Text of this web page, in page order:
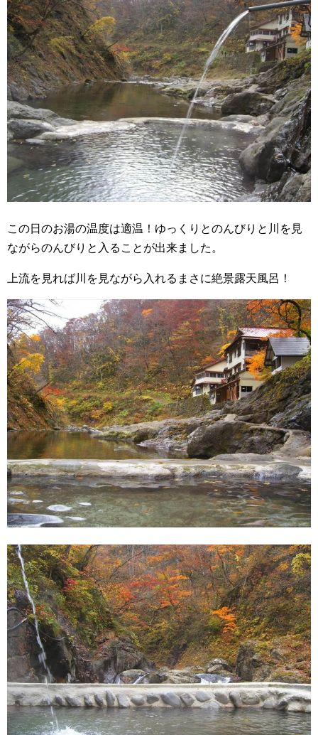
この日のお湯の温度は適温！ゆっくりとのんびりと川を見
ながらのんびりと入ることが出来ました。
上流を見れば川を見ながら入れるまさに絶景露天風呂！